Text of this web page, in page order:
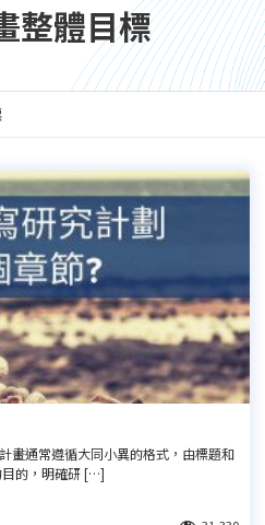
整體目標
畫通常遵循大同小異的格式，由標題和
目的，明確研 […]